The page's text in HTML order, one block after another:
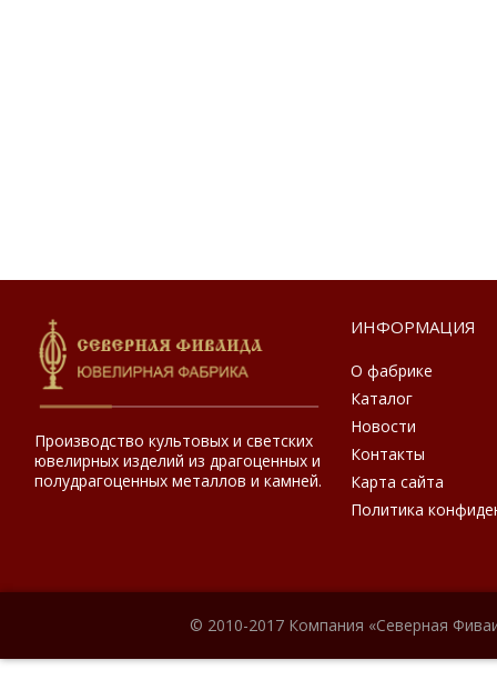
Производство культовых и светских
ювелирных изделий из драгоценных и
полудрагоценных металлов и камней.
ИНФОРМАЦИЯ
О фабрике
Каталог
Новости
Контакты
Карта сайта
Политика
© 2010-2017 Компания «Северная